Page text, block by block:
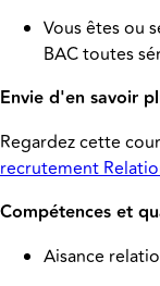
Vous êtes ou
BAC toutes
Envie d'en savoir
Regardez cette
recrutement
Compétences et
Aisance